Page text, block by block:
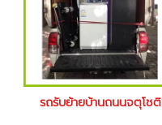
รถรับย้ายบ้านถนนจตุโชติ